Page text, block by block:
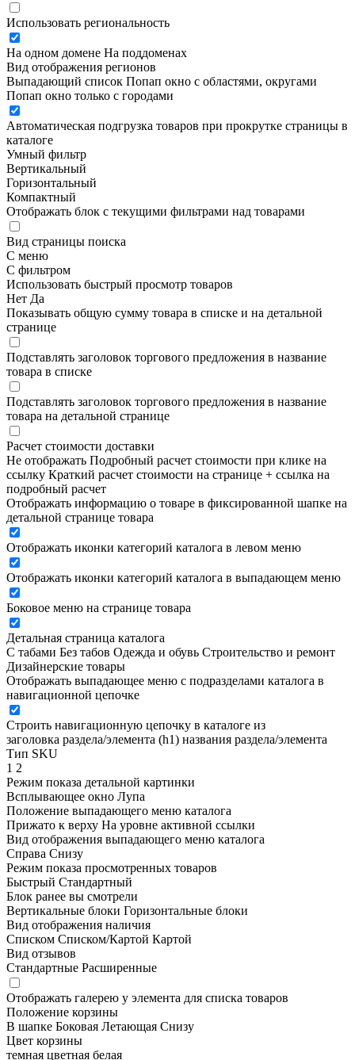
Использовать региональность
На одном домене На поддоменах
Вид отображения регионов
Выпадающий список Попап окно c областями, округами
Попап окно только с городами
Автоматическая подгрузка товаров при прокрутке страницы в
каталоге
Умный фильтр
Вертикальный
Горизонтальный
Компактный
Отображать блок с текущими фильтрами над товарами
Вид страницы поиска
С меню
С фильтром
Использовать быстрый просмотр товаров
Нет Да
Показывать общую сумму товара в списке и на детальной
странице
Подставлять заголовок торгового предложения в название
товара в списке
Подставлять заголовок торгового предложения в название
товара на детальной странице
Расчет стоимости доставки
Не отображать Подробный расчет стоимости при клике на
ссылку Краткий расчет стоимости на странице + ссылка на
подробный расчет
Отображать информацию о товаре в фиксированной шапке на
детальной странице товара
Отображать иконки категорий каталога в левом меню
Отображать иконки категорий каталога в выпадающем меню
Боковое меню на странице товара
Детальная страница каталога
С табами Без табов Одежда и обувь Строительство и ремонт
Дизайнерские товары
Отображать выпадающее меню с подразделами каталога в
навигационной цепочке
Строить навигационную цепочку в каталоге из
заголовка раздела/элемента (h1) названия раздела/элемента
Тип SKU
1 2
Режим показа детальной картинки
Всплывающее окно Лупа
Положение выпадающего меню каталога
Прижато к верху На уровне активной ссылки
Вид отображения выпадающего меню каталога
Справа Снизу
Режим показа просмотренных товаров
Быстрый Стандартный
Блок ранее вы смотрели
Вертикальные блоки Горизонтальные блоки
Вид отображения наличия
Списком Списком/Картой Картой
Вид отзывов
Стандартные Расширенные
Отображать галерею у элемента для списка товаров
Положение корзины
В шапке Боковая Летающая Снизу
Цвет корзины
темная цветная белая